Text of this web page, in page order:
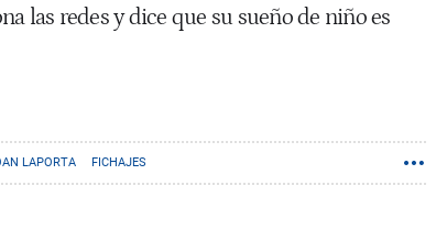
las redes y dice que su sueño de niño es
LAPORTA FICHAJES